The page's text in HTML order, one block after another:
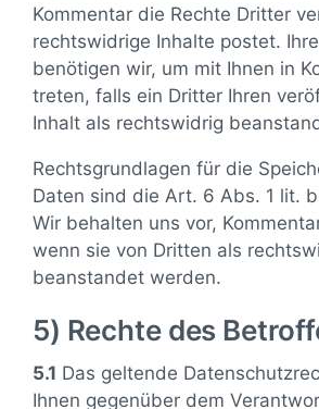
Kommentar die Rechte Dritter
rechtswidrige Inhalte postet.
benötigen wir, um mit Ihnen in
treten, falls ein Dritter Ihren
Inhalt als rechtswidrig
Rechtsgrundlagen für die
Daten sind die Art. 6 Abs. 1 lit.
Wir behalten uns vor,
wenn sie von Dritten als
beanstandet werden.
5) Rechte des
5.1 Das geltende
Ihnen gegenüber dem